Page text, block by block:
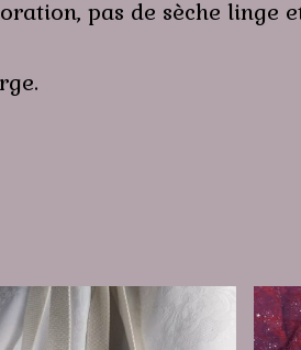
pas de sèche linge
Ce